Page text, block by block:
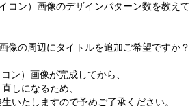
ン）画像のデザインパターン数を教えて
の周辺にタイトルを追加ご希望ですか？
ン）画像が完成してから、
しになるため、
たしますので予めご了承ください。